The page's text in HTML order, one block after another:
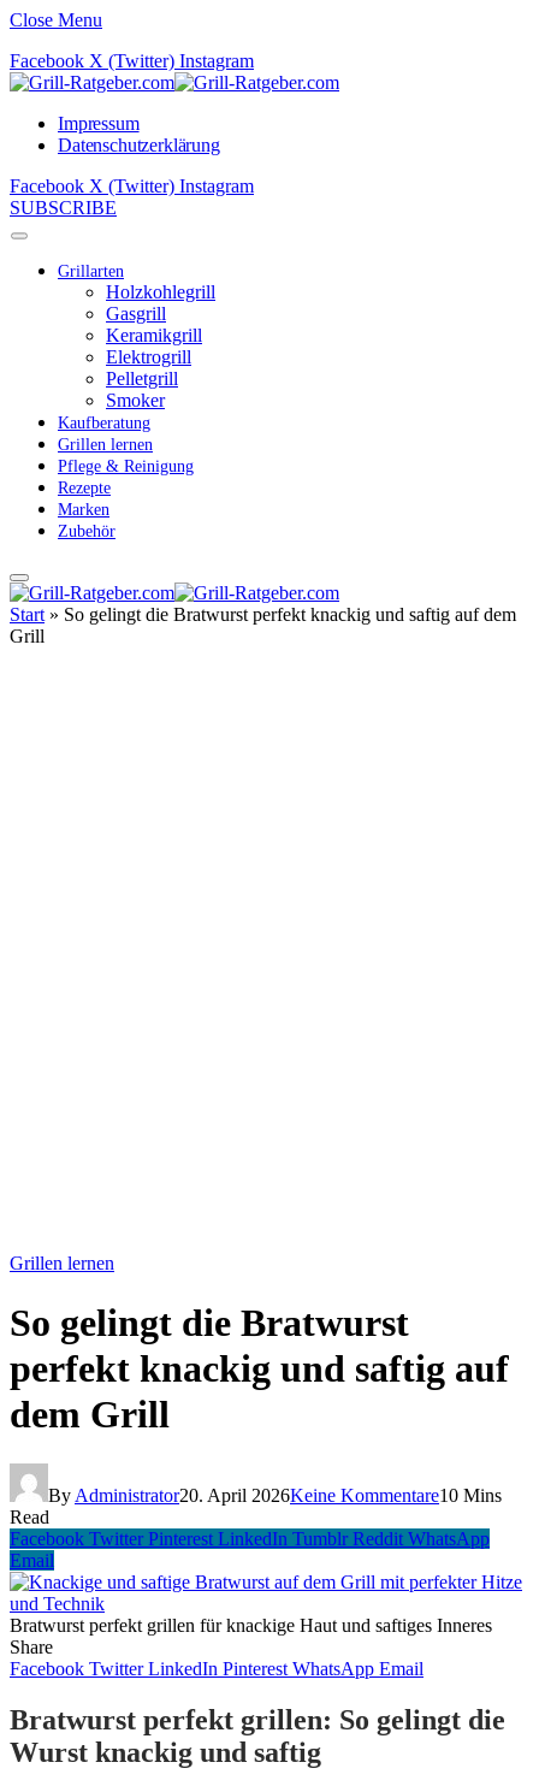
Close Menu
Facebook X (Twitter) Instagram
Impressum
Datenschutzerklärung
Facebook X (Twitter) Instagram
SUBSCRIBE
Grillarten
Holzkohlegrill
Gasgrill
Keramikgrill
Elektrogrill
Pelletgrill
Smoker
Kaufberatung
Grillen lernen
Pflege & Reinigung
Rezepte
Marken
Zubehör
Start » So gelingt die Bratwurst perfekt knackig und saftig auf dem
Grill
Grillen lernen
So gelingt die Bratwurst
perfekt knackig und saftig auf
dem Grill
By Administrator20. April 2026Keine Kommentare10 Mins
Read
Facebook Twitter Pinterest LinkedIn Tumblr Reddit WhatsApp
Email
Bratwurst perfekt grillen für knackige Haut und saftiges Inneres
Share
Facebook Twitter LinkedIn Pinterest WhatsApp Email
Bratwurst perfekt grillen: So gelingt die
Wurst knackig und saftig